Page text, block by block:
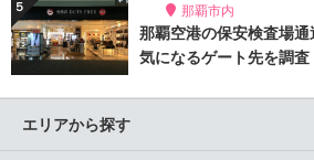
那覇市内
那覇空港の保安検査場
気になるゲート先を調査
エリアから探す